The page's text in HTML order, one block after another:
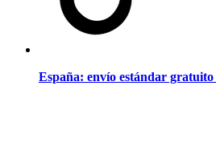
España: envío estándar gratuito